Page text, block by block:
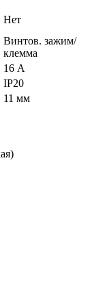
Нет
Винтов. зажим/
клемма
16 А
IP20
11 мм